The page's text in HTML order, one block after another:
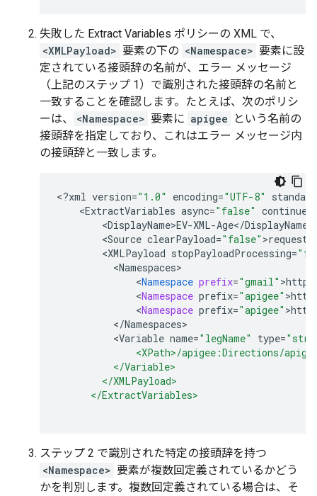
失敗した Extract Variables ポリシーの XML で、
<XMLPayload> 要素の下の <Namespace> 要素に設
定されている接頭辞の名前が、エラー メッセージ
（上記のステップ 1）で識別された接頭辞の名前と
一致することを確認します。たとえば、次のポリシ
ーは、
<Namespace> 要素に apigee
という名前の
接頭辞を指定しており、これはエラー メッセージ内
の接頭辞と一致します。
<?xml version="1.0" encoding="UTF-8"
<ExtractVariables async="false"
<DisplayName>EV-XML-Age</DisplayName
<Source clearPayload="false" >request
<XMLPayload stopPayloadProcessing=
<Namespaces
<Namespace prefix="gmail" >http
<Namespace prefix="apigee" >http
<Namespace prefix="apigee" >http
</Namespaces
<Variable name="legName" type=
<XPath>/apigee:Directions/
          </Variable>
        </XMLPayload>
      </ExtractVariables>
ステップ 2 で識別された特定の接頭辞を持つ
<Namespace> 要素が複数回定義されているかどう
かを判別します。複数回定義されている場合は、そ